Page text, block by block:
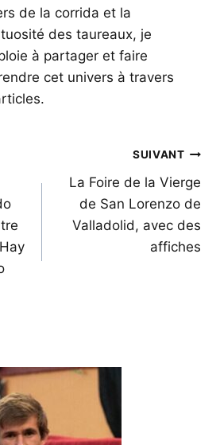
de la corrida et la
des taureaux, je
à partager et faire
cet univers à travers
SUIVANT
La Foire de la Vierge
de San Lorenzo de
Valladolid, avec des
affiches